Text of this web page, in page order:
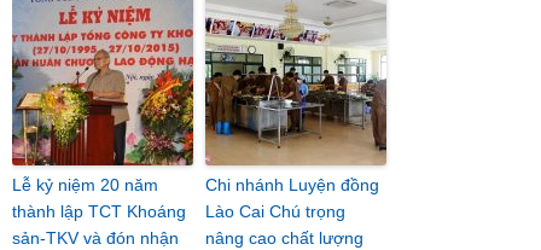
Lễ kỷ niệm 20 năm
thành lập TCT Khoáng
sản-TKV và đón nhận
Chi nhánh Luyện đồng
Lào Cai Chú trọng
nâng cao chất lượng